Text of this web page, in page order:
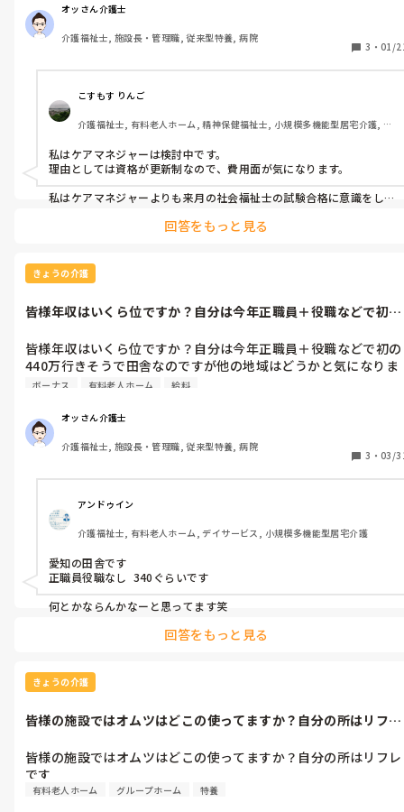
オッさん介護士
介護福祉士, 施設長・管理職, 従来型特養, 病院
3 ・ 01/
こすもす りんご
介護福祉士, 有料老人ホーム, 精神保健福祉士, 小規模多機能型居宅介護, 社
私はケアマネジャーは検討中です。
理由としては資格が更新制なので、費用面が気になります。
私はケアマネジャーよりも来月の社会福祉士の試験合格に意識をし
回答をもっと見る
きょうの介護
皆様年収はいくら位ですか？自分は今年正職員＋役職などで初の
皆様年収はいくら位ですか？自分は今年正職員＋役職などで初の
440万行きそうで田舎なのですが他の地域はどうかと気になりま
す
ボーナス 有料老人ホーム 給料
オッさん介護士
介護福祉士, 施設長・管理職, 従来型特養, 病院
3 ・ 03/
アンドゥイン
介護福祉士, 有料老人ホーム, デイサービス, 小規模多機能型居宅介護
愛知の田舎です
正職員役職なし  340ぐらいです
何とかならんかなーと思ってます笑
回答をもっと見る
きょうの介護
皆様の施設ではオムツはどこの使ってますか？自分の所はリフレ
皆様の施設ではオムツはどこの使ってますか？自分の所はリフレ
です
有料老人ホーム グループホーム 特養